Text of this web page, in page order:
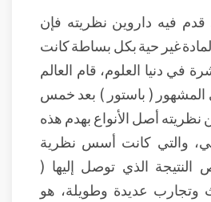
قدم فيه داروين نظريته فإن
غير حية بكل بساطة كانت
في دنيا العلوم، قام العالم
المشهور ( باستور ) بعد خمس
أصل الأنواع بهدم هذه
والتي كانت أسس نظرية
النتيجة الذي توصل إليها (
وتجارب عديدة وطويلة، هو